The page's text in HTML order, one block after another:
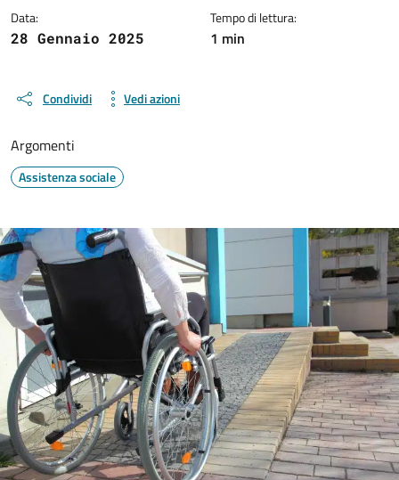
Data:
28 Gennaio 2025
Tempo di lettura:
1 min
Condividi Vedi azioni
Argomenti
Assistenza sociale